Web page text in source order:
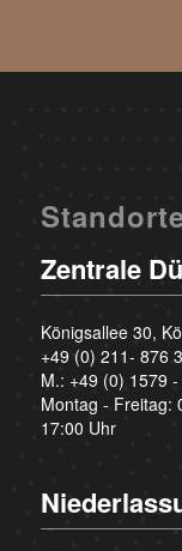
Zentrale
Königsallee 30,
+49 (0) 211- 876
M.: +49 (0) 1579
Montag - Freitag:
17:00 Uhr